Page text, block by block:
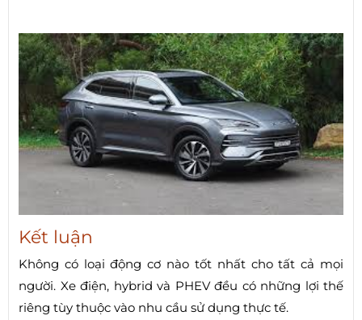
Kết luận
Không có loại động cơ nào tốt nhất cho tất cả mọi
người. Xe điện, hybrid và PHEV đều có những lợi thế
riêng tùy thuộc vào nhu cầu sử dụng thực tế.